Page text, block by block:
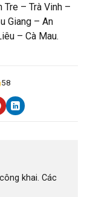
Tre – Trà Vinh –
Giang – An
– Cà Mau.
58
khai. Các